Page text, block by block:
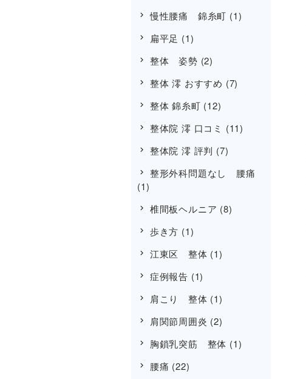
慢性腰痛 錦糸町 (1)
扁平足 (1)
整体 姿勢 (2)
整体 澪 おすすめ (7)
整体 錦糸町 (12)
整体院 澪 口コミ (11)
整体院 澪 評判 (7)
整形外科問題なし 腰痛
(1)
椎間板ヘルニア (8)
歩き方 (1)
江東区 整体 (1)
症例報告 (1)
肩こり 整体 (1)
肩関節周囲炎 (2)
胸鎖乳突筋 整体 (1)
腰痛 (22)